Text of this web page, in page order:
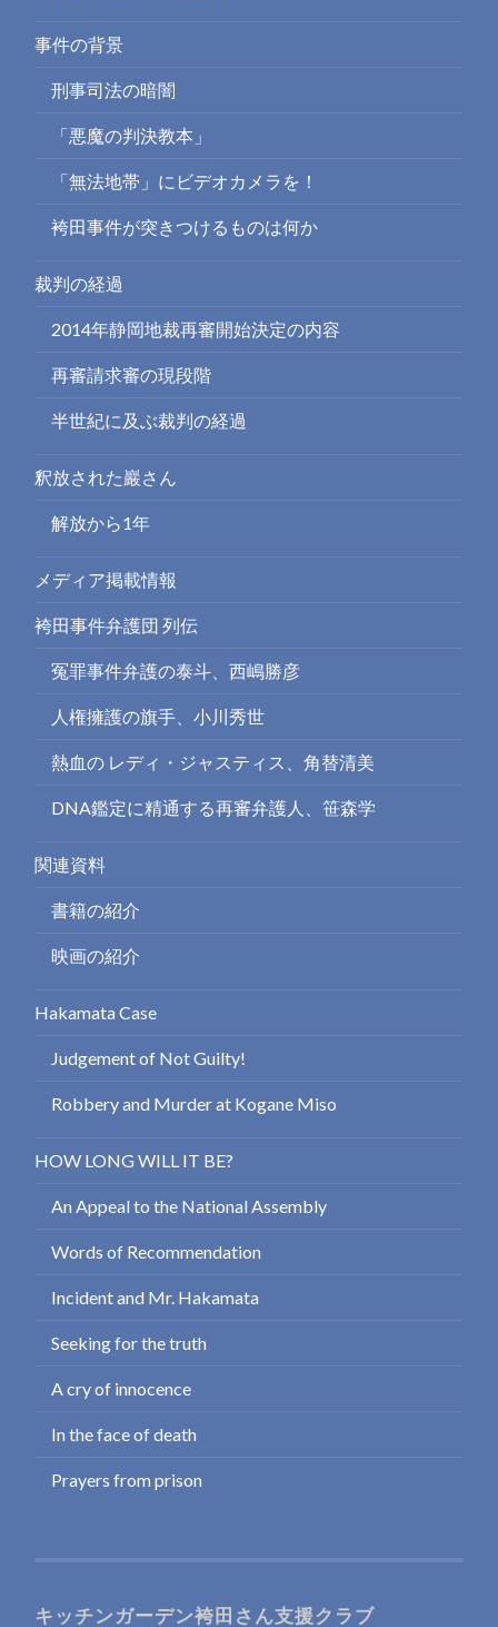
事件の背景
刑事司法の暗闇
「悪魔の判決教本」
「無法地帯」にビデオカメラを！
袴田事件が突きつけるものは何か
裁判の経過
2014年静岡地裁再審開始決定の内容
再審請求審の現段階
半世紀に及ぶ裁判の経過
釈放された巖さん
解放から1年
メディア掲載情報
袴田事件弁護団 列伝
冤罪事件弁護の泰斗、西嶋勝彦
人権擁護の旗手、小川秀世
熱血の レディ・ジャスティス、角替清美
DNA鑑定に精通する再審弁護人、笹森学
関連資料
書籍の紹介
映画の紹介
Hakamata Case
Judgement of Not Guilty!
Robbery and Murder at Kogane Miso
HOW LONG WILL IT BE?
An Appeal to the National Assembly
Words of Recommendation
Incident and Mr. Hakamata
Seeking for the truth
A cry of innocence
In the face of death
Prayers from prison
キッチンガーデン袴田さん支援クラブ